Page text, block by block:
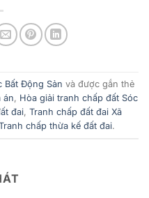
Bất Động Sản và được gắn thẻ
án, Hòa giải tranh chấp đất Sóc
đai, Tranh chấp đất đai Xã
chấp thừa kế đất đai.